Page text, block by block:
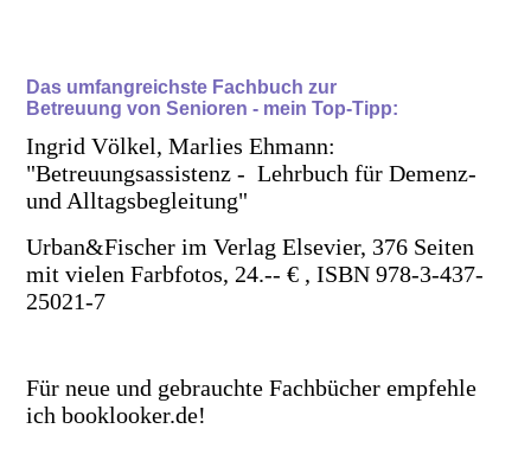
Das umfangreichste Fachbuch zur
Betreuung von Senioren - mein Top-Tipp:
Ingrid Völkel, Marlies Ehmann:
"Betreuungsassistenz - Lehrbuch für Demenz-
und Alltagsbegleitung"
Urban&Fischer im Verlag Elsevier, 376 Seiten
mit vielen Farbfotos, 24.-- € , ISBN 978-3-437-
25021-7
Für neue und gebrauchte Fachbücher empfehle
ich booklooker.de!